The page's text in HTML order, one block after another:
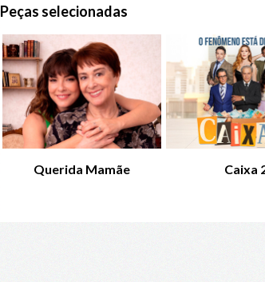
Peças selecionadas
Querida Mamãe Caixa